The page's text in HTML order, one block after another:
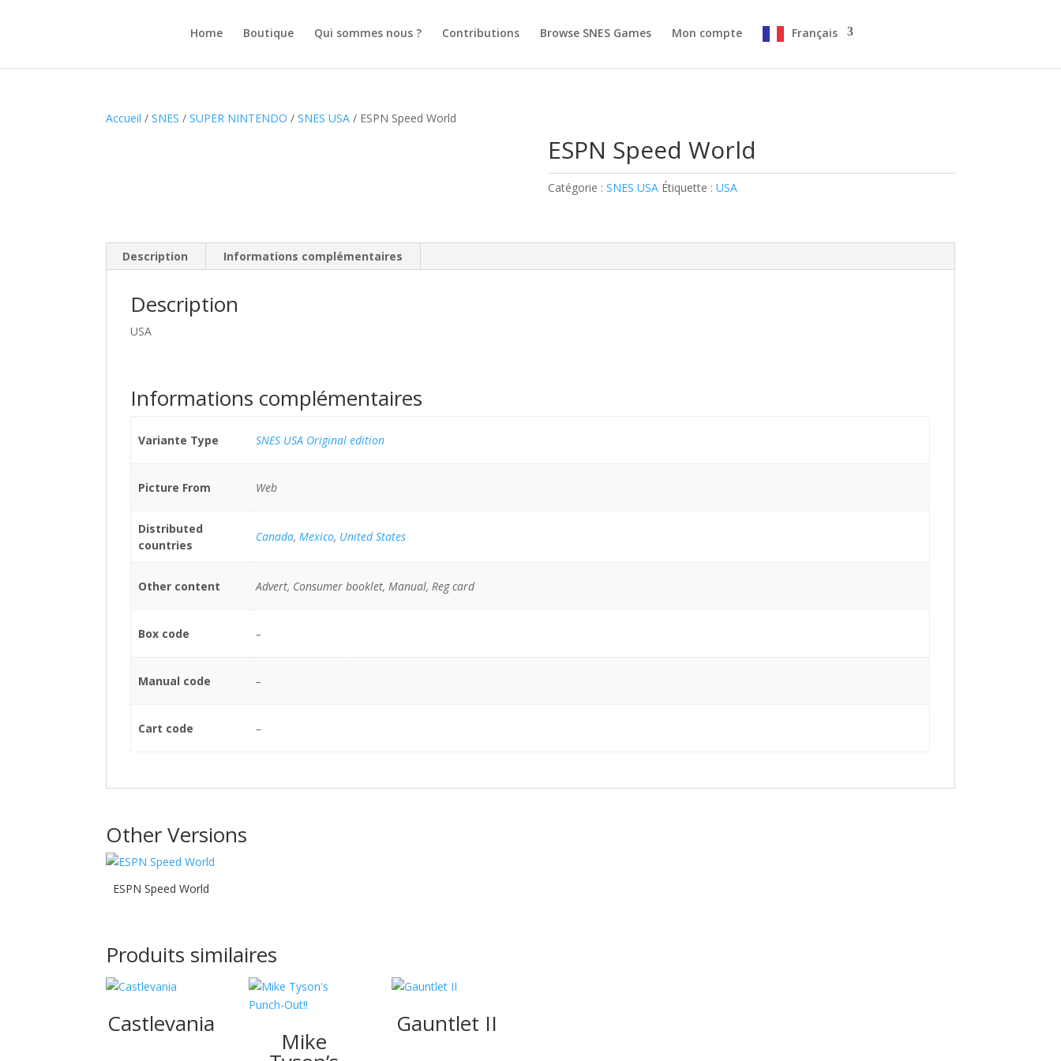
Home Boutique Qui sommes nous ? Contributions Browse SNES Games Mon compte Français
Accueil /SNES /SUPER NINTENDO /SNES USA / ESPN Speed World
ESPN Speed World
Catégorie : SNES USA Étiquette : USA
Description Informations complémentaires
Description
USA
Informations complémentaires
Variante Type SNES USA Original edition
Picture From Web
Distributed
countries
Canada, Mexico, United States
Other content Advert, Consumer booklet, Manual, Reg card
Box code –
Manual code –
Cart code –
Other Versions
ESPN Speed World
Produits similaires
Castlevania
Mike
Gauntlet II